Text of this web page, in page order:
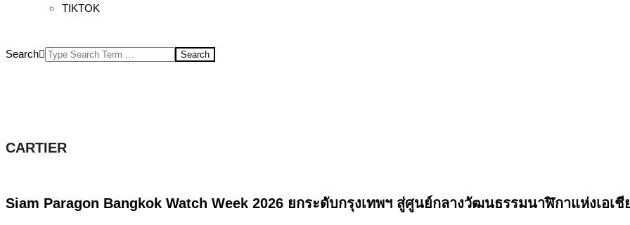
TIKTOK
Search
CARTIER
Siam Paragon Bangkok Watch Week 2026 ยกระดับกรุงเทพฯ สู่ศูนย์กลางวัฒนธรรมนาฬิกาแห่งเอเชี